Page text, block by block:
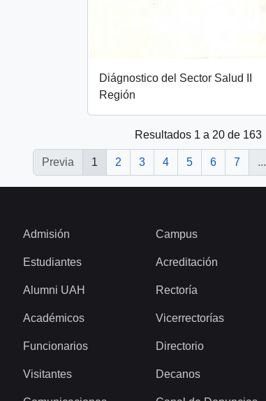
Diágnostico del Sector Salud II
Región
Resultados 1 a 20 de 163
Previa 1 2 3 4 5 6 7 ...
Admisión
Estudiantes
Alumni UAH
Académicos
Funcionarios
Visitantes
Campus
Acreditación
Rectoría
Vicerrectorías
Directorio
Decanos